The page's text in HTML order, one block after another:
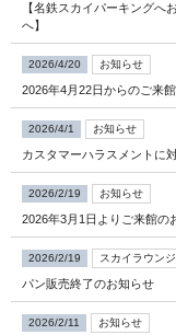
お取引様用通報窓口
FOLLOW US
【名鉄スカイパーキングへ
へ】
2026/4/20 お知らせ
2026年4月22日からのご来
2026/4/1 お知らせ
カスタマーハラスメントに
2026/2/19 お知らせ
2026年3月1日よりご来館の
2026/2/19 スカイラウン
パン販売終了のお知らせ
2026/2/11 お知らせ